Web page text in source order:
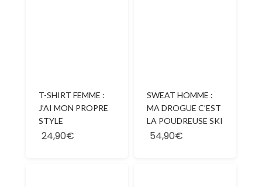
T-SHIRT FEMME :
J’AI MON PROPRE
STYLE
24,90€
SWEAT HOMME :
MA DROGUE C’EST
LA POUDREUSE SKI
54,90€